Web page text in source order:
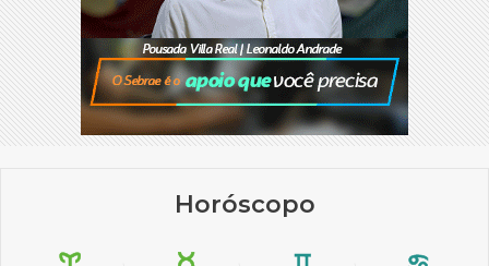
Horóscopo